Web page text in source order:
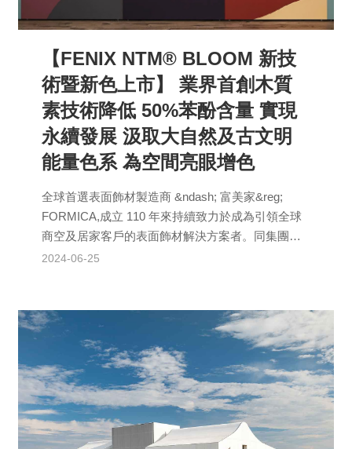
【FENIX NTM® BLOOM 新技
術暨新色上市】 業界首創木質
素技術降低 50%苯酚含量 實現
永續發展 汲取大自然及古文明
能量色系 為空間亮眼增色
全球首選表面飾材製造商 &ndash; 富美家&reg;
FORMICA,成立 110 年來持續致力於成為引領全球
商空及居家客戶的表面飾材解決方案者。同集團
Arpa Ind...
2024-06-25